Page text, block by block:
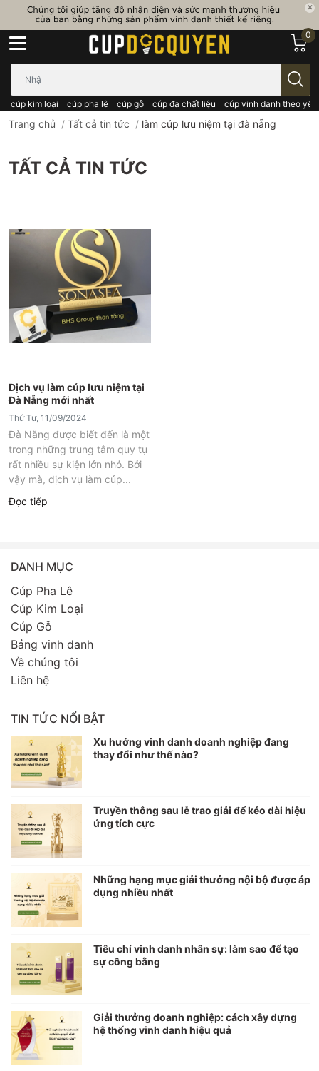
cúp kim loại cúp pha lê cúp gỗ cúp đa chất liệu cúp vinh danh theo
0
Trang chủ / Tất cả tin tức / làm cúp lưu niệm tại đà nẵng
TẤT CẢ TIN TỨC
Dịch vụ làm cúp lưu niệm tại
Đà Nẵng mới nhất
Thứ Tư, 11/09/2024
Đà Nẵng được biết đến là một
trong những trung tâm quy tụ
rất nhiều sự kiện lớn nhỏ. Bởi
vậy mà, dịch vụ làm cúp...
Đọc tiếp
DANH MỤC
Cúp Pha Lê
Cúp Kim Loại
Cúp Gỗ
Bảng vinh danh
Về chúng tôi
Liên hệ
TIN TỨC NỔI BẬT
Xu hướng vinh danh doanh nghiệp đang
thay đổi như thế nào?
Truyền thông sau lễ trao giải để kéo dài hiệu
ứng tích cực
Những hạng mục giải thưởng nội bộ được áp
dụng nhiều nhất
Tiêu chí vinh danh nhân sự: làm sao để tạo
sự công bằng
Giải thưởng doanh nghiệp: cách xây dựng
hệ thống vinh danh hiệu quả